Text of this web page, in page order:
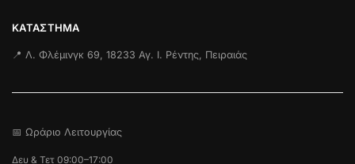
ΚΑΤΆΣΤΗΜΑ
📍 Λ. Φλέμινγκ 69, 18233 Αγ. Ι. Ρέντης, Πειραιάς
📅 Ωράριο Λειτουργίας
Δευ & Τετ 09:00–17:00